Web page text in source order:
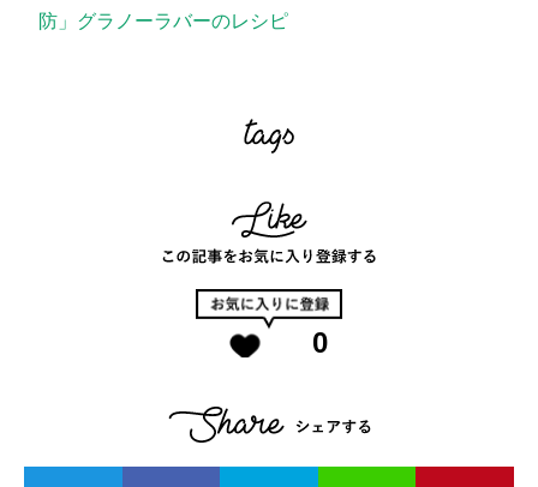
防」グラノーラバーのレシピ
0